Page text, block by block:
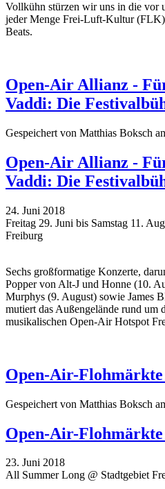
Vollkühn stürzen wir uns in die vor
jeder Menge Frei-Luft-Kultur
Beats.
Open-Air Allianz -
Vaddi: Die
Gespeichert von Matthias Boksch
Open-Air Allianz -
Vaddi: Die
24. Juni 2018
Freitag 29. Juni bis Samstag 11.
Freiburg
Sechs großformatige Konzerte,
Popper von Alt-J und Honne (10.
Murphys (9. August) sowie James
mutiert das Außengelände rund um
musikalischen Open-Air Hotspot
Open-Air-
Gespeichert von Matthias Boksch
Open-Air-
23. Juni 2018
All Summer Long @ Stadtgebiet